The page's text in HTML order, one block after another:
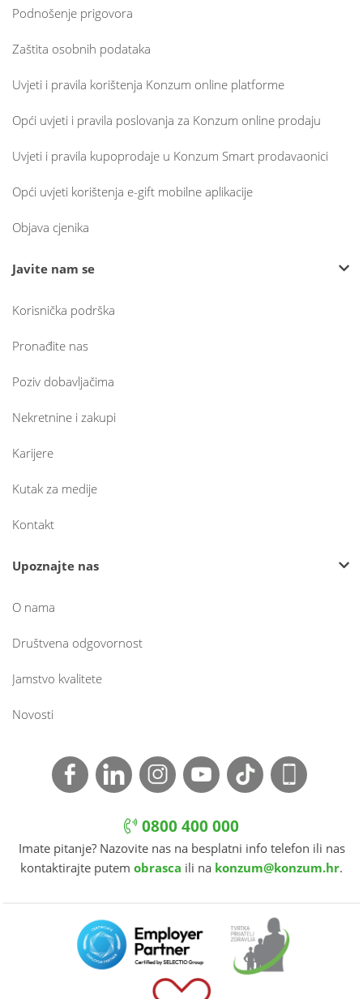
Podnošenje prigovora
Zaštita osobnih podataka
Uvjeti i pravila korištenja Konzum online platforme
Opći uvjeti i pravila poslovanja za Konzum online prodaju
Uvjeti i pravila kupoprodaje u Konzum Smart prodavaonici
Opći uvjeti korištenja e-gift mobilne aplikacije
Objava cjenika
Javite nam se
Korisnička podrška
Pronađite nas
Poziv dobavljačima
Nekretnine i zakupi
Karijere
Kutak za medije
Kontakt
Upoznajte nas
O nama
Društvena odgovornost
Jamstvo kvalitete
Novosti
0800 400 000
Imate pitanje? Nazovite nas na besplatni info telefon ili nas
kontaktirajte putem obrasca ili na konzum@konzum.hr.